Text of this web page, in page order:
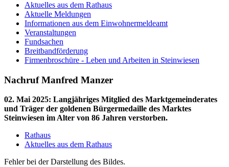
Aktuelles aus dem Rathaus
Aktuelle Meldungen
Informationen aus dem Einwohnermeldeamt
Veranstaltungen
Fundsachen
Breitbandförderung
Firmenbroschüre - Leben und Arbeiten in Steinwiesen
Nachruf Manfred Manzer
02. Mai 2025: Langjähriges Mitglied des Marktgemeinderates
und Träger der goldenen Bürgermedaille des Marktes
Steinwiesen im Alter von 86 Jahren verstorben.
Rathaus
Aktuelles aus dem Rathaus
Fehler bei der Darstellung des Bildes.